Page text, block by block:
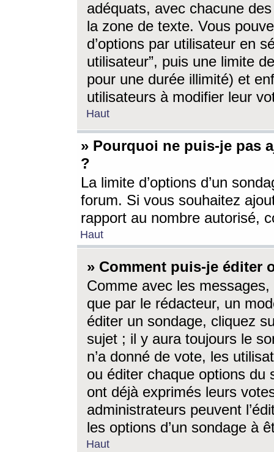
adéquats, avec chacune
la zone de texte. Vous
d’options par utilisateur en
utilisateur”, puis une limite
pour une durée illimité) et
utilisateurs à modifier leur
Haut
» Pourquoi ne puis-je pas
?
La limite d’options d’un
forum. Si vous souhaitez
rapport au nombre autorisé,
Haut
» Comment puis-je éditer
Comme avec les
que par le rédacteur, un
éditer un sondage, cliquez
sujet ; il y aura toujours le
n’a donné de vote, les
ou éditer chaque options du
ont déjà exprimés leurs
administrateurs peuvent
les options d’un sondage à
Haut